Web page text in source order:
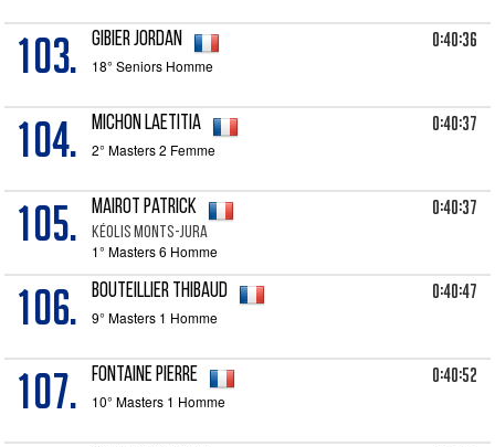
103. GIBIER Jordan
18° Seniors Homme
0:40:36
104. MICHON Laetitia
2° Masters 2 Femme
0:40:37
105. MAIROT Patrick
Kéolis Monts-Jura
1° Masters 6 Homme
0:40:37
106. BOUTEILLIER Thibaud
9° Masters 1 Homme
0:40:47
107. FONTAINE Pierre
10° Masters 1 Homme
0:40:52